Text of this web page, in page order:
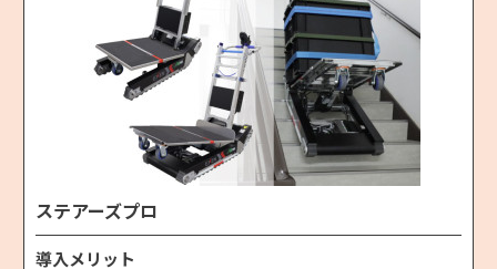
ステアーズプロ
導入メリット